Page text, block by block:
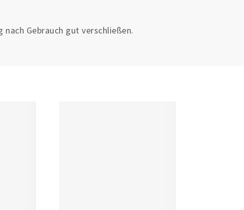
Gebrauch gut verschließen.